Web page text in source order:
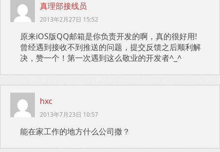
真理部接线员
2013年2月27日 15:52
原来iOS版QQ邮箱是你负责开发的啊，真的很好用!
曾经遇到接收不到推送的问题，提交反馈之后顺利解
决，赞一个！第一次遇到这么敬业的开发者^_^
hxc
2013年7月23日 10:57
能在家工作的地方什么公司撒？